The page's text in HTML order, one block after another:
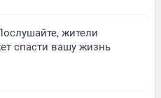
жители
спасти вашу жизнь